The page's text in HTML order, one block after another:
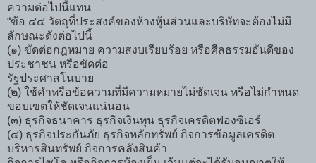
ความต่อไปนี้แทน
“ข้อ ๔๔ วัตถุที่ประสงค์ของห้างหุ้นส่วนและบริษัทจะต้องไม่มี
ลักษณะดังต่อไปนี้
(๑) ขัดต่อกฎหมาย ความสงบเรียบร้อย หรือศีลธรรมอันดีของ
ประชาชน หรือขัดต่อ
รัฐประศาสโนบาย
(๒) ใช้คำหรือข้อความที่มีความหมายไม่ชัดเจน หรือไม่กำหนด
ขอบเขตให้ชัดเจนแน่นอน
(๓) ธุรกิจธนาคาร ธุรกิจเงินทุน ธุรกิจเครดิตฟองซิเอร์
(๔) ธุรกิจประกันภัย ธุรกิจหลักทรัพย์ กิจการข้อมูลเครดิต
บริหารสินทรัพย์ กิจการคลังสินค้า